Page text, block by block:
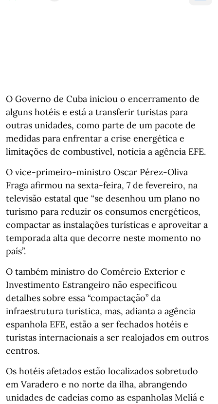
O Governo de Cuba iniciou o encerramento de
alguns hotéis e está a transferir turistas para
outras unidades, como parte de um pacote de
medidas para enfrentar a crise energética e
limitações de combustível, notícia a agência EFE.
O vice-primeiro-ministro Oscar Pérez-Oliva
Fraga afirmou na sexta-feira, 7 de fevereiro, na
televisão estatal que “se desenhou um plano no
turismo para reduzir os consumos energéticos,
compactar as instalações turísticas e aproveitar a
temporada alta que decorre neste momento no
país”.
O também ministro do Comércio Exterior e
Investimento Estrangeiro não especificou
detalhes sobre essa “compactação” da
infraestrutura turística, mas, adianta a agência
espanhola EFE, estão a ser fechados hotéis e
turistas internacionais a ser realojados em outros
centros.
Os hotéis afetados estão localizados sobretudo
em Varadero e no norte da ilha, abrangendo
unidades de cadeias como as espanholas Meliá e